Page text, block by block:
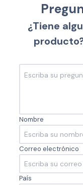
¿Tiene
Nombre
Correo electrónico
País